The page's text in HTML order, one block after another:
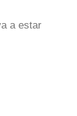
a estar